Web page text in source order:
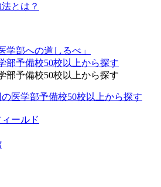
とは？
部予備校50校以上から探す
部予備校50校以上から探す
の医学部予備校50校以上から探す
ールド